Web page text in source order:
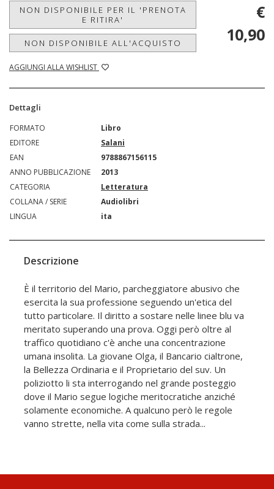
NON DISPONIBILE PER IL 'PRENOTA
E RITIRA'
NON DISPONIBILE ALL'ACQUISTO
AGGIUNGI ALLA WISHLIST
€
10,90
Dettagli
FORMATO
Libro
EDITORE
Salani
EAN
9788867156115
ANNO PUBBLICAZIONE
2013
CATEGORIA
Letteratura
COLLANA / SERIE
Audiolibri
LINGUA
ita
Descrizione
È il territorio del Mario, parcheggiatore abusivo che
esercita la sua professione seguendo un'etica del
tutto particolare. Il diritto a sostare nelle linee blu va
meritato superando una prova. Oggi però oltre al
traffico quotidiano c'è anche una concentrazione
umana insolita. La giovane Olga, il Bancario cialtrone,
la Bellezza Ordinaria e il Proprietario del suv. Un
poliziotto li sta interrogando nel grande posteggio
dove il Mario segue logiche meritocratiche anziché
solamente economiche. A qualcuno però le regole
vanno strette, nella vita come sulla strada...